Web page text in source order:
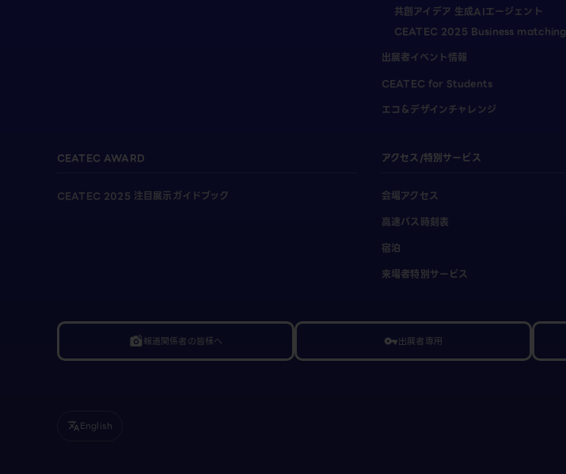
共創アイデア 生成AIエージェント
CEATEC 2025 Business matching
出展者イベント情報
CEATEC for Students
エコ＆デザインチャレンジ
CEATEC AWARD
CEATEC 2025 注目展示ガイドブック
アクセス/特別サービス
会場アクセス
高速バス時刻表
宿泊
来場者特別サービス
linked_camera報道関係者の皆様へ vpn_key出展者専用
translateEnglish